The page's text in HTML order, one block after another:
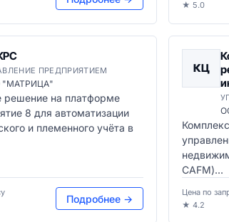
★ 5.0
ПРЕДПРИЯТИЕМ
"МАТРИЦА"
решение на платформе
8 для автоматизации
и племенного учёта в
Подробнее →
КЦ
CAFM)...
Цена по
★ 4.2